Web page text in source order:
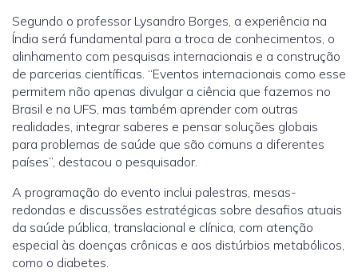
Segundo o professor Lysandro Borges, a experiência na
Índia será fundamental para a troca de conhecimentos, o
alinhamento com pesquisas internacionais e a construção
de parcerias científicas. “Eventos internacionais como esse
permitem não apenas divulgar a ciência que fazemos no
Brasil e na UFS, mas também aprender com outras
realidades, integrar saberes e pensar soluções globais
para problemas de saúde que são comuns a diferentes
países”, destacou o pesquisador.
A programação do evento inclui palestras, mesas-
redondas e discussões estratégicas sobre desafios atuais
da saúde pública, translacional e clínica, com atenção
especial às doenças crônicas e aos distúrbios metabólicos,
como o diabetes.